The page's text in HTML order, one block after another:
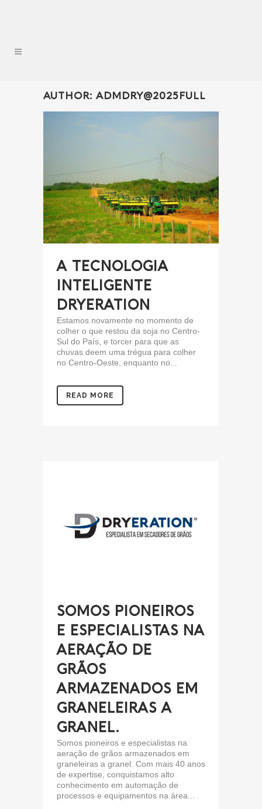
AUTHOR: ADMDRY@2025FULL
A TECNOLOGIA
INTELIGENTE
DRYERATION
Estamos novamente no momento de
colher o que restou da soja no Centro-
Sul do País, e torcer para que as
chuvas deem uma trégua para colher
no Centro-Oeste, enquanto no...
READ MORE
SOMOS PIONEIROS
E ESPECIALISTAS NA
AERAÇÃO DE
GRÃOS
ARMAZENADOS EM
GRANELEIRAS A
GRANEL.
Somos pioneiros e especialistas na
aeração de grãos armazenados em
graneleiras a granel. Com mais 40 anos
de expertise, conquistamos alto
conhecimento em automação de
processos e equipamentos na área...